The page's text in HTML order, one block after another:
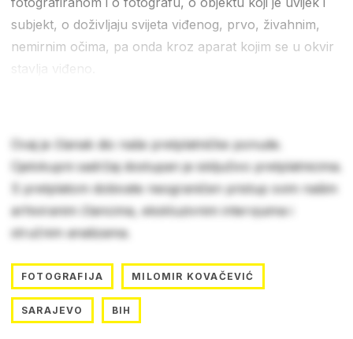
subjekt, o doživljaju svijeta viđenog, prvo, živahnim,
nemirnim očima, pa onda kroz aparat kojim se u okvir
stavlja viđeno.
Ovaj je članak dio naše pretplatničke ponude.
Cjelokupni sadržaj dostupan je isključivo pretplatnicima.
S pretplatom dobivate neograničen pristup svim našim
arhiviranim člancima, ekskluzivnim intervjuima i
stručnim analizama.
FOTOGRAFIJA MILOMIR KOVAČEVIĆ
SARAJEVO BIH